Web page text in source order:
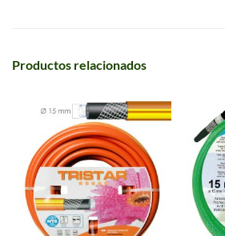
Productos relacionados